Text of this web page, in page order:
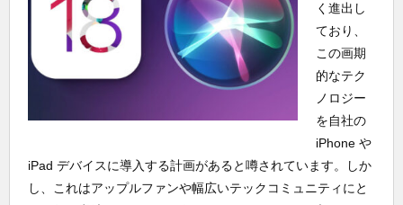
く進出し
ており、
この画期
的なテク
ノロジー
を自社の
iPhone や
iPad デバイスに導入する計画があると噂されています。しか
し、これはアップルファンや幅広いテックコミュニティにと